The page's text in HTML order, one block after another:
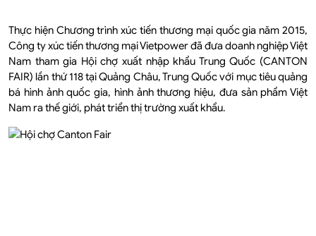
Thực hiện Chương trình xúc tiến thương mại quốc gia năm 2015,
Công ty xúc tiến thương mại Vietpower đã đưa doanh nghiệp Việt
Nam tham gia Hội chợ xuất nhập khẩu Trung Quốc (CANTON
FAIR) lần thứ 118 tại Quảng Châu, Trung Quốc với mục tiêu quảng
bá hình ảnh quốc gia, hình ảnh thương hiệu, đưa sản phẩm Việt
Nam ra thế giới, phát triển thị trường xuất khẩu.